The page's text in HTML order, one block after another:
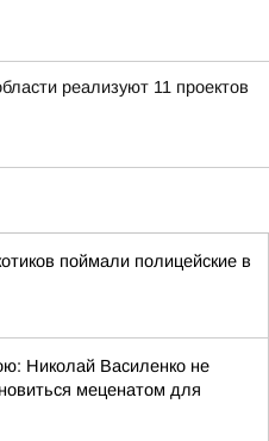
реализуют 11 проектов
поймали полицейские в
Николай Василенко не
меценатом для